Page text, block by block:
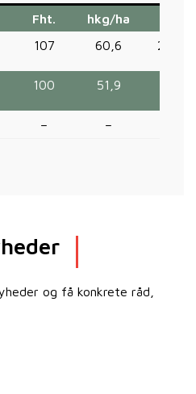
Fht.
hkg/ha
107 60,6 29,0
100 51,9
– –
og få konkrete råd,